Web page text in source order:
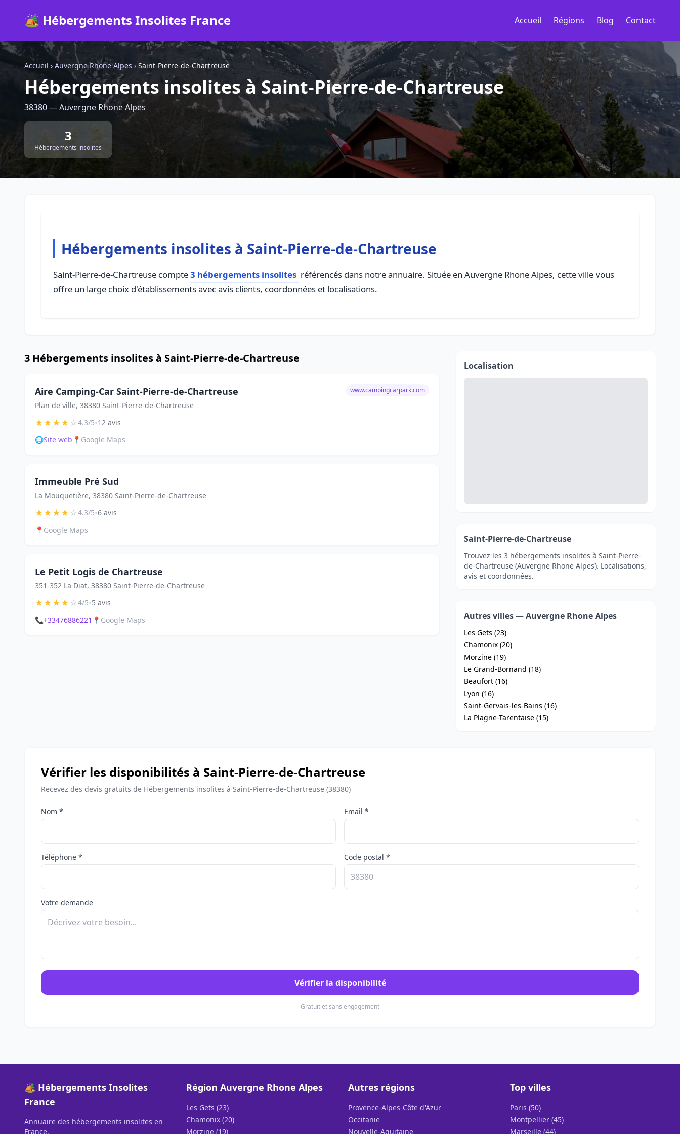
🏕️ Hébergements Insolites France Accueil Régions Blog Contact
Accueil › Auvergne Rhone Alpes › Saint-Pierre-de-Chartreuse
Hébergements insolites à Saint-Pierre-de-Chartreuse
38380 — Auvergne Rhone Alpes
3
Hébergements insolites
Hébergements insolites à Saint-Pierre-de-Chartreuse
Saint-Pierre-de-Chartreuse compte3 hébergements insolites référencés dans notre annuaire. Située en Auvergne Rhone Alpes, cette ville vous
offre un large choix d'établissements avec avis clients, coordonnées et localisations.
3 Hébergements insolites à Saint-Pierre-de-Chartreuse
Aire Camping-Car Saint-Pierre-de-Chartreuse
Plan de ville, 38380 Saint-Pierre-de-Chartreuse
www.campingcarpark.com
★★★★☆4.3/5•12 avis
🌐Site web 📍 Google Maps
Immeuble Pré Sud
La Mouquetière, 38380 Saint-Pierre-de-Chartreuse
★★★★☆4.3/5•6 avis
📍 Google Maps
Le Petit Logis de Chartreuse
351-352 La Diat, 38380 Saint-Pierre-de-Chartreuse
★★★★☆4/5•5 avis
📞+33476886221 📍 Google Maps
Localisation
Saint-Pierre-de-Chartreuse
Trouvez les 3 hébergements insolites à Saint-Pierre-
de-Chartreuse (Auvergne Rhone Alpes). Localisations,
avis et coordonnées.
Autres villes — Auvergne Rhone Alpes
Les Gets (23)
Chamonix (20)
Morzine (19)
Le Grand-Bornand (18)
Beaufort (16)
Lyon (16)
Saint-Gervais-les-Bains (16)
La Plagne-Tarentaise (15)
Vérifier les disponibilités à Saint-Pierre-de-Chartreuse
Recevez des devis gratuits de Hébergements insolites à Saint-Pierre-de-Chartreuse (38380)
Nom * Email *
Téléphone * Code postal *
Votre demande
Vérifier la disponibilité
Gratuit et sans engagement
🏕️ Hébergements Insolites
France
Annuaire des hébergements insolites en
France.
Région Auvergne Rhone Alpes
Les Gets (23)
Chamonix (20)
Morzine (19)
Autres régions
Provence-Alpes-Côte d'Azur
Occitanie
Nouvelle-Aquitaine
Top villes
Paris (50)
Montpellier (45)
Marseille (44)